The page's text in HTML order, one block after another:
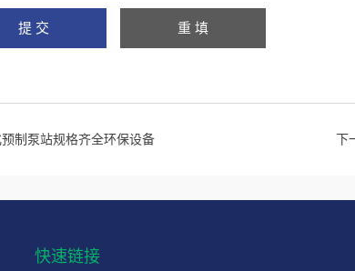
制泵站规格齐全环保设备 下
快速链接